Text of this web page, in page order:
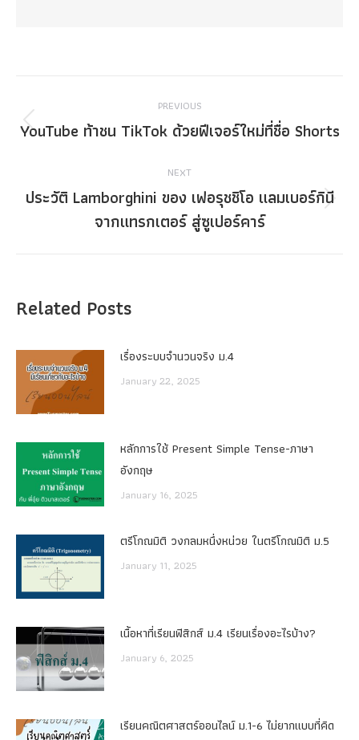
navigation
PREVIOUS
Previous
YouTube ท้าชน TikTok ด้วยฟีเจอร์ใหม่ที่ชื่อ Shorts
NEXT
Next
post:
ประวัติ Lamborghini ของ เฟอรุชชิโอ แลมเบอร์กินี
จากแทรกเตอร์ สู่ซูเปอร์คาร์
Related Posts
เรื่องระบบจํานวนจริง ม.4
January 22, 2025
หลักการใช้ Present Simple Tense-ภาษา
อังกฤษ
January 16, 2025
ตรีโกณมิติ วงกลมหนึ่งหน่วย ในตรีโกณมิติ ม.5
January 11, 2025
เนื้อหาที่เรียนฟิสิกส์ ม.4 เรียนเรื่องอะไรบ้าง?
January 6, 2025
เรียนคณิตศาสตร์ออนไลน์ ม.1-6 ไม่ยากแบบที่คิด